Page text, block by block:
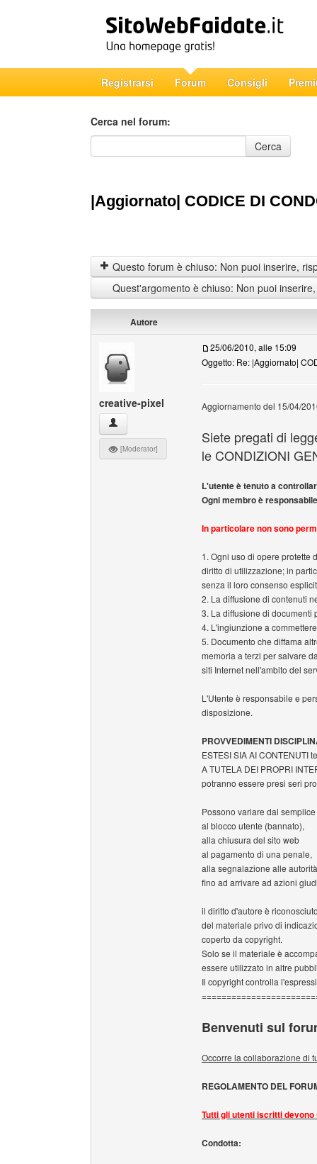
Registrarsi Forum Consigli
Cerca nel forum:
Cerca nel forum
Cerca
|Aggiornato| CODICE DI
Questo forum è chiuso: Non puoi inserire,
Quest'argomento è chiuso: Non puoi
Autore
creative-pixel
creative-pixel Profilo
[Moderator]
25/06/2010, alle 15:09
Oggetto: Re: |Aggiornato|
Aggiornamento del 15/04/
Siete pregati di
le CONDIZIONI
L'utente è tenuto a
Ogni membro è
In particolare non sono
1. Ogni uso di opere protette
diritto di utilizzazione; in
senza il loro consenso
2. La diffusione di contenuti
3. La diffusione di documenti
4. L'ingiunzione a
5. Documento che diffama
memoria a terzi per salvare
siti Internet nell'ambito del
L'Utente è responsabile e
disposizione.
PROVVEDIMENTI
ESTESI SIA AI CONTENUTI
A TUTELA DEI PROPRI
potranno essere presi seri
Possono variare dal
al blocco utente (bannato),
alla chiusura del sito web
al pagamento di una penale,
alla segnalazione alle
fino ad arrivare ad azioni
il diritto d'autore è
del materiale privo di
coperto da copyright.
Solo se il materiale è
essere utilizzato in altre
Il copyright controlla
Benvenuti sul
Occorre la collaborazione di
REGOLAMENTO DEL
Tutti gli utenti iscritti
Condotta: